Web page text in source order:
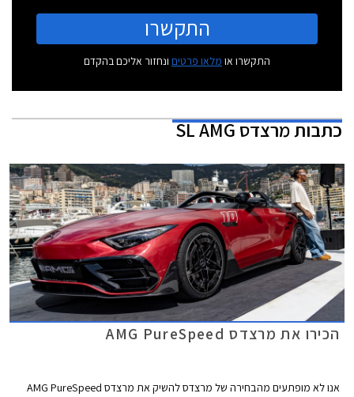
התקשרו
התקשרו או מלאו פרטים ונחזור אליכם בהקדם
כתבותמרצדס SL AMG
הכירו את מרצדס AMG PureSpeed
אנו לא מופתעים מהבחירה של מרצדס להשיק את מרצדס AMG PureSpeed